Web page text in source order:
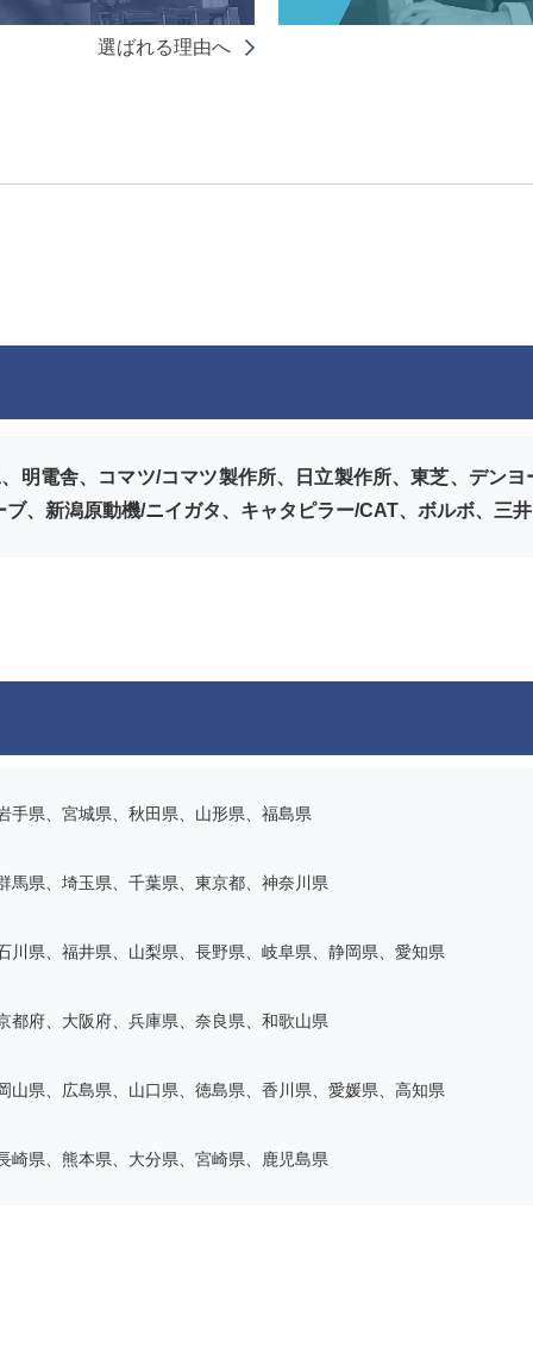
選ばれる理由へ
明電舎、コマツ/コマツ製作所、日立製作所、東芝、デン
、新潟原動機/ニイガタ、キャタピラー/CAT、ボルボ、三
手県、宮城県、秋田県、山形県、福島県
馬県、埼玉県、千葉県、東京都、神奈川県
川県、福井県、山梨県、長野県、岐阜県、静岡県、愛知県
都府、大阪府、兵庫県、奈良県、和歌山県
山県、広島県、山口県、徳島県、香川県、愛媛県、高知県
崎県、熊本県、大分県、宮崎県、鹿児島県